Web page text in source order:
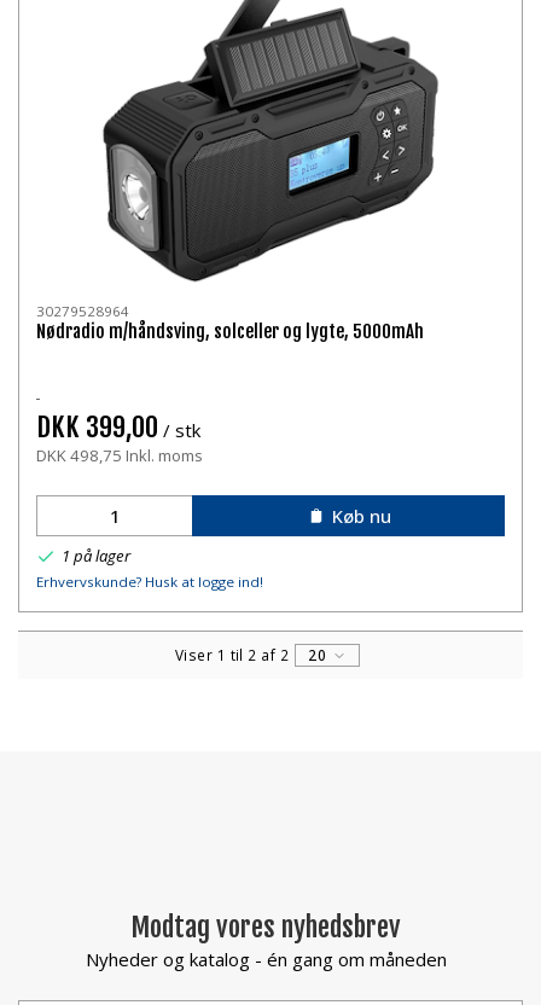
30279528964
Nødradio m/håndsving, solceller og lygte, 5000mAh
DKK 399,00 / stk
DKK 498,75 Inkl. moms
Køb nu
1 på lager
Erhvervskunde? Husk at logge ind!
Viser 1 til 2 af 2 20
Modtag vores nyhedsbrev
Nyheder og katalog - én gang om måneden